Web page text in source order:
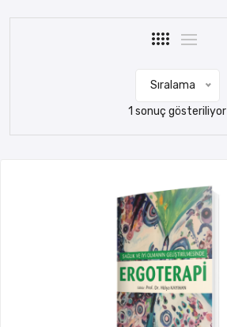
Sıralama
1 sonuç gösteriliyor